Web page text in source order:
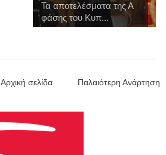
Τα αποτελέσματα της Α
φάσης του Κυπ...
Παλαιότερη Ανάρτηση
Αρχική σελίδα